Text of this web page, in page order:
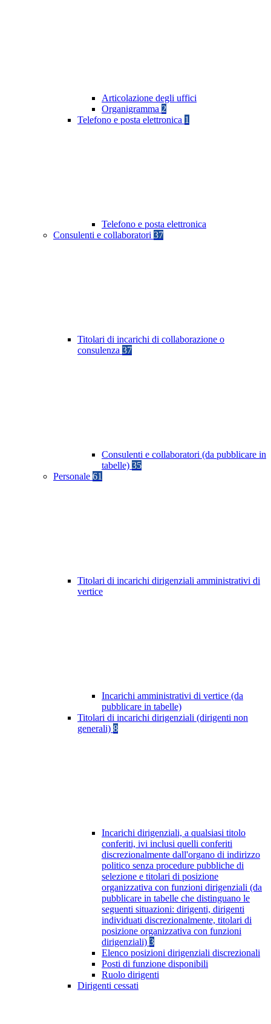
Articolazione degli uffici
Organigramma 2
Telefono e posta elettronica 1
Telefono e posta elettronica
Consulenti e collaboratori 37
Titolari di incarichi di collaborazione o
consulenza 37
Consulenti e collaboratori (da pubblicare in
tabelle) 35
Personale 61
Titolari di incarichi dirigenziali amministrativi di
vertice
Incarichi amministrativi di vertice (da
pubblicare in tabelle)
Titolari di incarichi dirigenziali (dirigenti non
generali) 8
Incarichi dirigenziali, a qualsiasi titolo
conferiti, ivi inclusi quelli conferiti
discrezionalmente dall'organo di indirizzo
politico senza procedure pubbliche di
selezione e titolari di posizione
organizzativa con funzioni dirigenziali (da
pubblicare in tabelle che distinguano le
seguenti situazioni: dirigenti, dirigenti
individuati discrezionalmente, titolari di
posizione organizzativa con funzioni
dirigenziali) 3
Elenco posizioni dirigenziali discrezionali
Posti di funzione disponibili
Ruolo dirigenti
Dirigenti cessati